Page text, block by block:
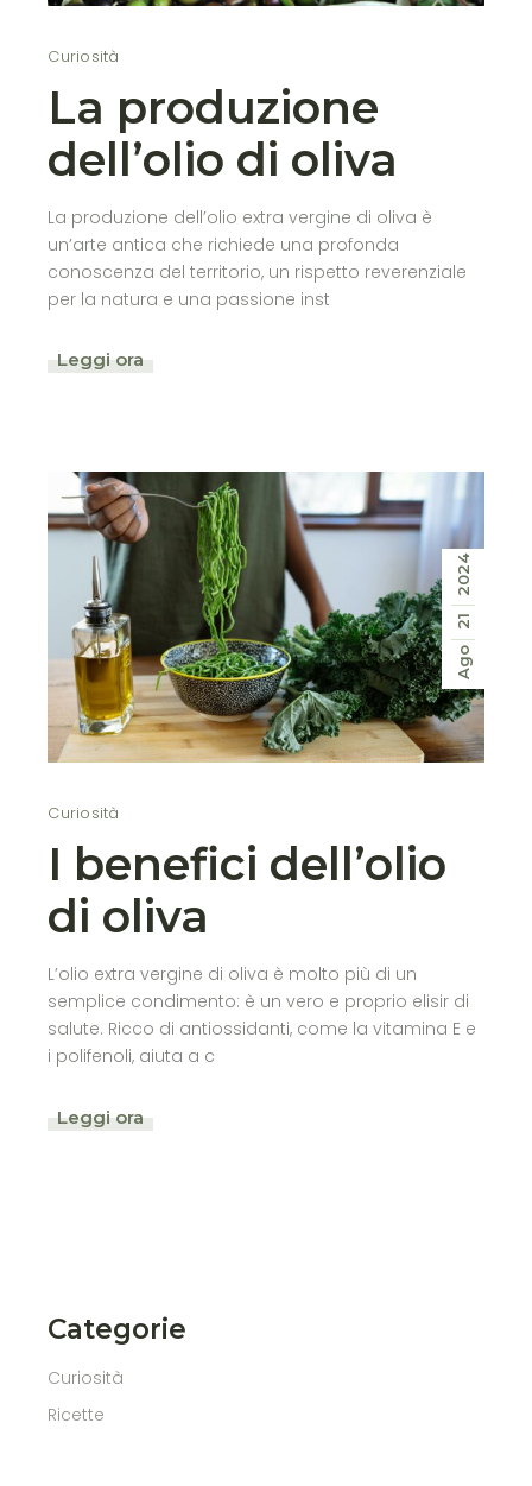
Curiosità
La produzione
dell’olio di oliva
La produzione dell’olio extra vergine di oliva è
un’arte antica che richiede una profonda
conoscenza del territorio, un rispetto reverenziale
per la natura e una passione inst
Leggi ora
Ago
21
2024
Curiosità
I benefici dell’olio
di oliva
L’olio extra vergine di oliva è molto più di un
semplice condimento: è un vero e proprio elisir di
salute. Ricco di antiossidanti, come la vitamina E e
i polifenoli, aiuta a c
Leggi ora
Categorie
Curiosità
Ricette